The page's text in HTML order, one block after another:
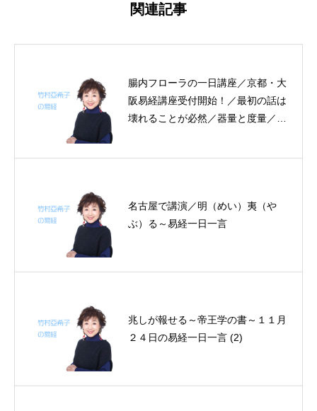
関連記事
腸内フローラの一日講座／京都・大
阪易経講座受付開始！／最初の話は
壊れることが必然／器量と度量／匕
名古屋で講演／明（めい）夷（や
ぶ）る～易経一日一言
兆しが報せる～帝王学の書～１１月
２４日の易経一日一言 (2)